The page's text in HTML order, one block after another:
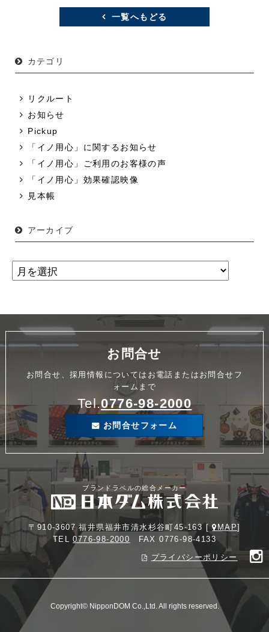
一覧へもどる
カテゴリ
リクルート
お知らせ
Pickup
「イノ用心」に関するお知らせ
「イノ用心」ご利用のお客様の声
「イノ用心」効果確認映像
見本帳
アーカイブ
お問合せ
お問合せ、採用情報についてはお電話またはお問合せフ
ォームまで
Tel.0776-98-2000
お問合せフォーム
ブランドラベルの総合メーカー
〒910-3607 福井県福井市清水杉谷町45-163 [ MAP
TEL0776-98-2000 FAX 0776-98-4133
プライバシーポリシー
Copyright© NipponDOM Co.,Ltd. All rights reserved.